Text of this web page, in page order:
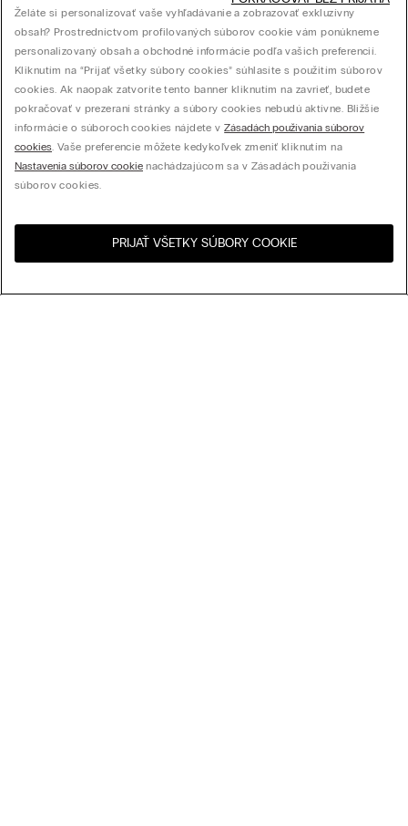
United States
Želáte si personalizovať vaše vyhľadávanie a zobrazovať exkluzívny
obsah? Prostredníctvom profilovaných súborov cookie vám ponúkneme
personalizovaný obsah a obchodné informácie podľa vašich preferencií.
Kliknutím na “Prijať všetky súbory cookies” súhlasíte s použitím súborov
cookies. Ak naopak zatvoríte tento banner kliknutím na zavrieť, budete
pokračovať v prezeraní stránky a súbory cookies nebudú aktívne. Bližšie
informácie o súboroch cookies nájdete vZásadách používania súborov
cookies. Vaše preferencie môžete kedykoľvek zmeniť kliknutím na
Nastavenia súborov cookie nachádzajúcom sa v Zásadách používania
súborov cookies.
PRIJAŤ VŠETKY SÚBORY COOKIE